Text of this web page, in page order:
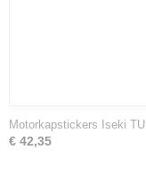
Motorkapstickers Iseki TU
€ 42,35